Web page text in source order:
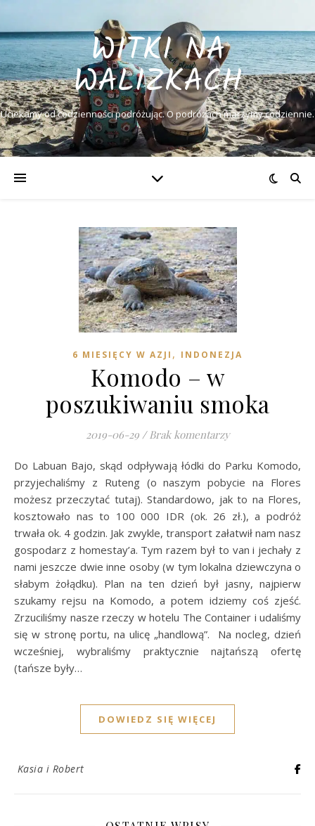
WITKI NA
WALIZKACH
Uciekamy od codzienności podróżując. O podróżach marzymy codziennie.
6 MIESIĘCY W AZJI , INDONEZJA
Komodo – w
poszukiwaniu smoka
2019-06-29 / Brak komentarzy
Do Labuan Bajo, skąd odpływają łódki do Parku Komodo,
przyjechaliśmy z Ruteng (o naszym pobycie na Flores
możesz przeczytać tutaj). Standardowo, jak to na Flores,
kosztowało nas to 100 000 IDR (ok. 26 zł.), a podróż
trwała ok. 4 godzin. Jak zwykle, transport załatwił nam nasz
gospodarz z homestay’a. Tym razem był to van i jechały z
nami jeszcze dwie inne osoby (w tym lokalna dziewczyna o
słabym żołądku). Plan na ten dzień był jasny, najpierw
szukamy rejsu na Komodo, a potem idziemy coś zjeść.
Zrzuciliśmy nasze rzeczy w hotelu The Container i udaliśmy
się w stronę portu, na ulicę „handlową”. Na nocleg, dzień
wcześniej, wybraliśmy praktycznie najtańszą ofertę
(tańsze były…
DOWIEDZ SIĘ WIĘCEJ
Kasia i Robert